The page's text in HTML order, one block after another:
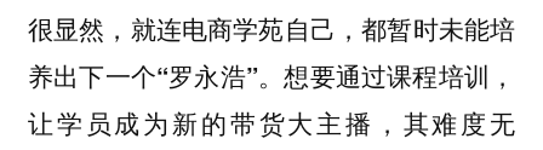
很显然，就连电商学苑自己，都暂时未能培
养出下一个“罗永浩”。想要通过课程培训，
让学员成为新的带货大主播，其难度无